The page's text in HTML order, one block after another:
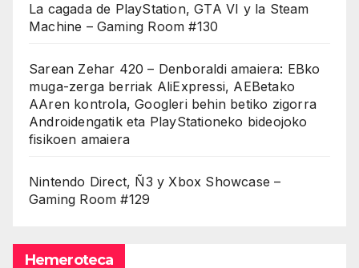
La cagada de PlayStation, GTA VI y la Steam
Machine – Gaming Room #130
Sarean Zehar 420 – Denboraldi amaiera: EBko
muga-zerga berriak AliExpressi, AEBetako
AAren kontrola, Googleri behin betiko zigorra
Androidengatik eta PlayStationeko bideojoko
fisikoen amaiera
Nintendo Direct, Ñ3 y Xbox Showcase –
Gaming Room #129
Hemeroteca